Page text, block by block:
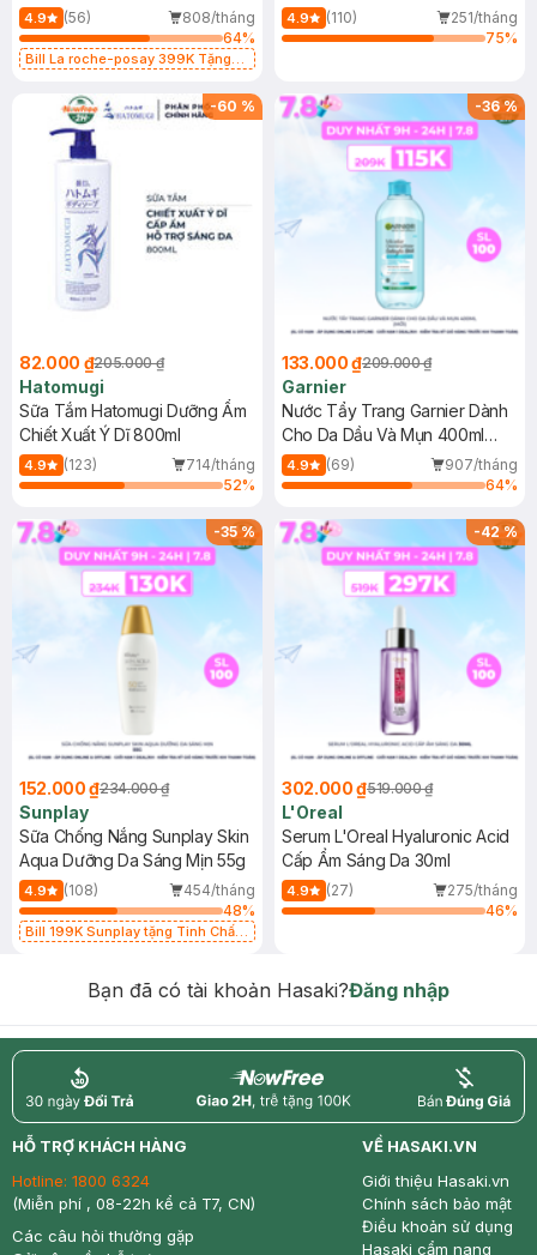
Dụng 40ml
4.9 (56)
808/tháng
64%
Bill La roche-posay 399K Tặng
(SL có hạn)
40ml
4.9 (110)
251/tháng
75%
-60 %
82.000 ₫205.000 ₫
Hatomugi
Sữa Tắm Hatomugi Dưỡng Ẩm
Chiết Xuất Ý Dĩ 800ml
4.9 (123)
714/tháng
52%
-36%
133.000 ₫209.000 ₫
Garnier
Nước Tẩy Trang Garnier Dành
Cho Da Dầu Và Mụn 400ml
(Mới)
4.9 (69)
907/tháng
64%
-35%
152.000 ₫234.000 ₫
Sunplay
Sữa Chống Nắng Sunplay Skin
Aqua Dưỡng Da Sáng Mịn 55g
4.9 (108)
454/tháng
48%
Bill 199K Sunplay tặng Tinh Chất
-42%
302.000 ₫519.000 ₫
L'Oreal
Serum L'Oreal Hyaluronic Acid
Cấp Ẩm Sáng Da 30ml
4.9 (27)
275/tháng
46%
Bạn đã có tài khoản Hasaki?Đăng nhập
return nowfree price
HỖ TRỢ KHÁCH HÀNG
Hotline: 1800 6324
(Miễn phí , 08-22h kể cả T7, CN)
Các câu hỏi thường gặp
VỀ HASAKI.VN
Giới thiệu Hasaki.vn
Chính sách bảo mật
Điều khoản sử dụng
Hasaki cẩm nang